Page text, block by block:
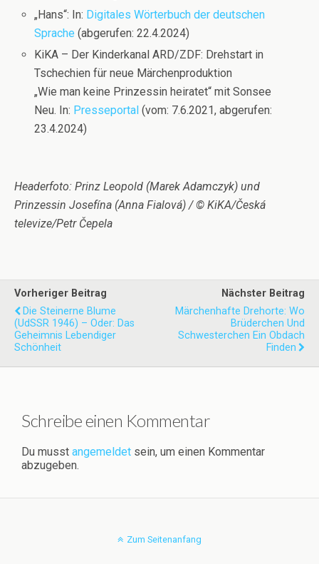
„Hans“: In: Digitales Wörterbuch der deutschen
Sprache (abgerufen: 22.4.2024)
KiKA – Der Kinderkanal ARD/ZDF: Drehstart in
Tschechien für neue Märchenproduktion
„Wie man keine Prinzessin heiratet“ mit Sonsee
Neu. In: Presseportal (vom: 7.6.2021, abgerufen:
23.4.2024)
Headerfoto: Prinz Leopold (Marek Adamczyk) und
Prinzessin Josefína (Anna Fialová) / © KiKA/Česká
televize/Petr Čepela
Vorheriger Beitrag
Die Steinerne Blume
(UdSSR 1946) – Oder: Das
Geheimnis Lebendiger
Schönheit
Nächster Beitrag
Märchenhafte Drehorte: Wo
Brüderchen Und
Schwesterchen Ein Obdach
Finden
Schreibe einen Kommentar
Du musst angemeldet sein, um einen Kommentar
abzugeben.
Zum Seitenanfang